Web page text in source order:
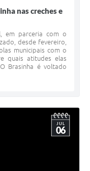
nas creches e
em parceria com o
desde fevereiro,
municipais com o
quais atitudes elas
Brasinha é voltado
JUL
06